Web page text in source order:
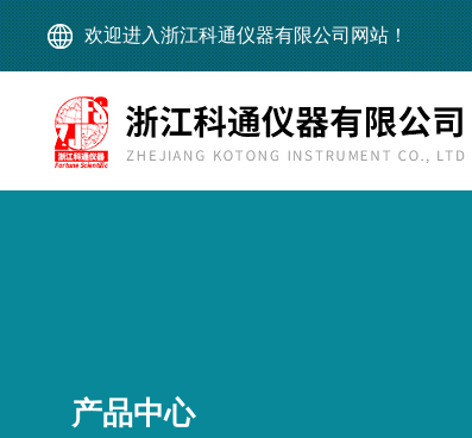
欢迎进入浙江科通仪器有限公司网站！
产品中心